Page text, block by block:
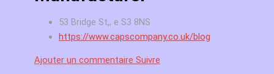
53 Bridge St,, e S3 8NS
https://www.capscompany.co.uk/blog
Ajouter un commentaire Suivre